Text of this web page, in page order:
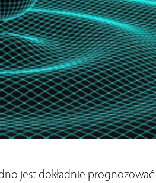
jest dokładnie